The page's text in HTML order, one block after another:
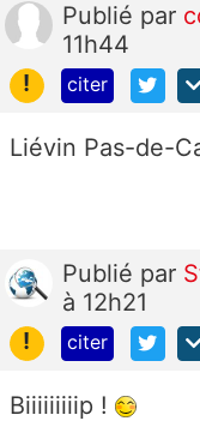
Publié par
11h44
!
citer
Liévin Pas-de-
Publié par
à 12h21
!
citer
Biiiiiiiiip !